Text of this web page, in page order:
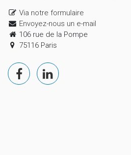
Via notre formulaire
Envoyez-nous un e-mail
106 rue de la Pompe
75116 Paris